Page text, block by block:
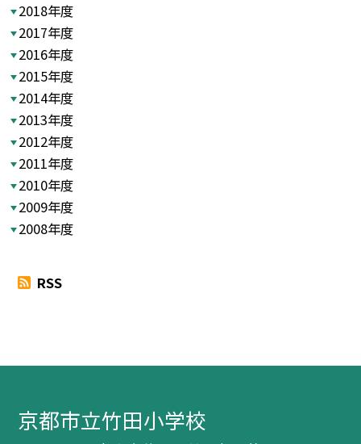
2018年度
2017年度
2016年度
2015年度
2014年度
2013年度
2012年度
2011年度
2010年度
2009年度
2008年度
RSS
京都市立竹田小学校